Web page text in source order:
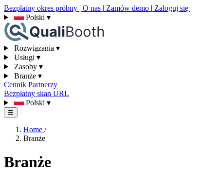
Bezpłatny okres próbny | O nas | Zamów demo | Zaloguj się |
Polski ▾
Rozwiązania ▾
Usługi ▾
Zasoby ▾
Branże ▾
Cennik Partnerzy
Bezpłatny skan URL
Polski ▾
☰
Home /
Branże
Branże